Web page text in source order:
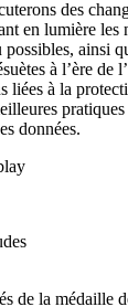
des
en lumière les
ainsi
à l’ère de
liées à la
données.